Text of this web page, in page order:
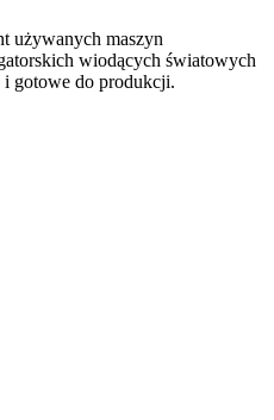
używanych maszyn
wiodących światowych
i gotowe do produkcji.